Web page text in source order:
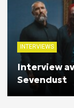
INTERVIEWS
Interview
Sevendust